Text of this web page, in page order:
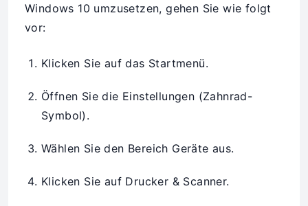
Windows 10 umzusetzen, gehen Sie wie folgt
vor:
Klicken Sie auf das Startmenü.
Öffnen Sie die Einstellungen (Zahnrad-
Symbol).
Wählen Sie den Bereich Geräte aus.
Klicken Sie auf Drucker & Scanner.